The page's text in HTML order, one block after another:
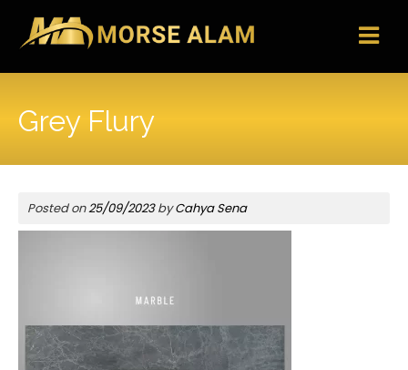
content
Grey Flury
Posted on25/09/2023byCahya Sena